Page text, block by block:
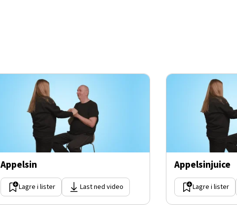
Appelsin
Lagre i lister Last ned video
Appelsinjuice
Lagre i lister